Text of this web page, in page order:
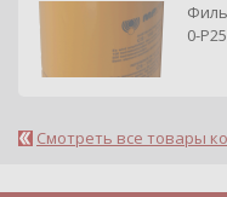
0-
Смотреть все товары